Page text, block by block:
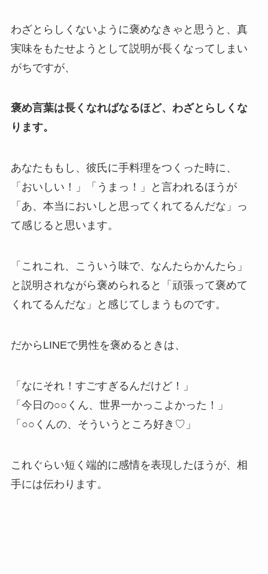
わざとらしくないように褒めなきゃと思うと、真
実味をもたせようとして説明が長くなってしまい
がちですが、
褒め言葉は長くなればなるほど、わざとらしくな
ります。
あなたももし、彼氏に手料理をつくった時に、
「おいしい！」「うまっ！」と言われるほうが
「あ、本当においしと思ってくれてるんだな」っ
て感じると思います。
「これこれ、こういう味で、なんたらかんたら」
と説明されながら褒められると「頑張って褒めて
くれてるんだな」と感じてしまうものです。
だからLINEで男性を褒めるときは、
「なにそれ！すごすぎるんだけど！」
「今日の○○くん、世界一かっこよかった！」
「○○くんの、そういうところ好き♡」
これぐらい短く端的に感情を表現したほうが、相
手には伝わります。